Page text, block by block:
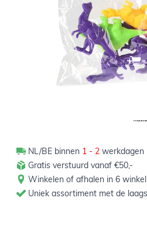
Aantal
+
NL/BE binnen 1 - 2 werkdagen
Gratis verstuurd vanaf €50,-
Winkelen of afhalen in 6
Uniek assortiment met de